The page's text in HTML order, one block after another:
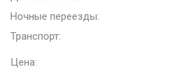
Ночные переезды:
Транспорт:
Цена: